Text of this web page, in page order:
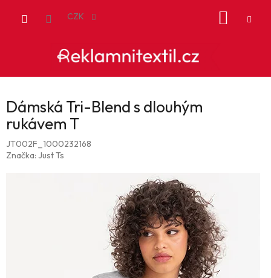
CZK
Dámská Tri-Blend s dlouhým
rukávem T
JT002F_1000232168
Značka: Just Ts